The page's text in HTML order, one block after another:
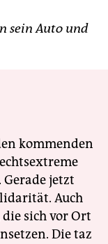
sein Auto und
kommenden
jetzt
Auch
sich vor Ort
Die taz